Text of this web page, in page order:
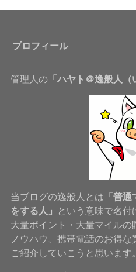
プロフィール
管理人の「ハヤト＠逸般人（
当ブログの逸般人とは 「普
をする人」
という意味で名
大量ポイント・大量マイル
ノウハウ、携帯電話のお得
ご紹介していこうと思います。